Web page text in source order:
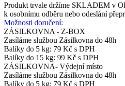
Produkt trvale držíme SKLADEM v
k osobnímu odběru nebo odeslání
Možnosti doručení:
ZÁSILKOVNA - Z-BOX
Zasíláme službou Zásilkovna do 48h
Balíky do 5 kg: 79 Kč s DPH
Balíky do 15 kg: 99 Kč s DPH
ZÁSILKOVNA- Výdejní místo
Zasíláme službou Zásilkovna do 48h
Balíky do 5 kg: 79 Kč s DPH